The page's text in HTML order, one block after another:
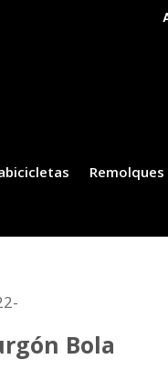
Remolques
Bola